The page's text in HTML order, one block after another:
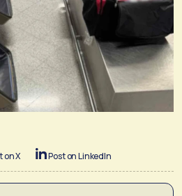
on X Post on LinkedIn